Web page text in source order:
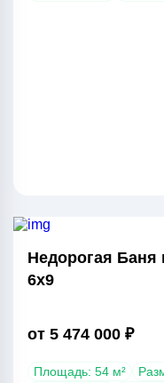
Недорогая Баня
6х9
от 5 474 000 ₽
Площадь: 54 м²